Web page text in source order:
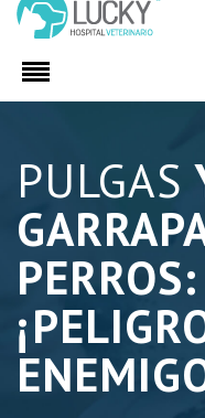
PULGAS
PERROS: